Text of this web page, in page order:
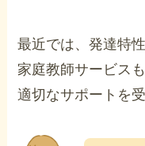
最近では、発達特
家庭教師サービス
適切なサポートを